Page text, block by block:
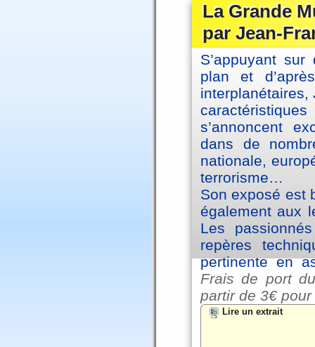
La Grande
par Jean-
S’appuyant
plan et
interplanétaires,
s’annoncent
dans de
nationale,
terrorisme…
Son exposé est
également aux
Les
repères
pertinente en
Frais de port
partir de 3€
Lire un extrait